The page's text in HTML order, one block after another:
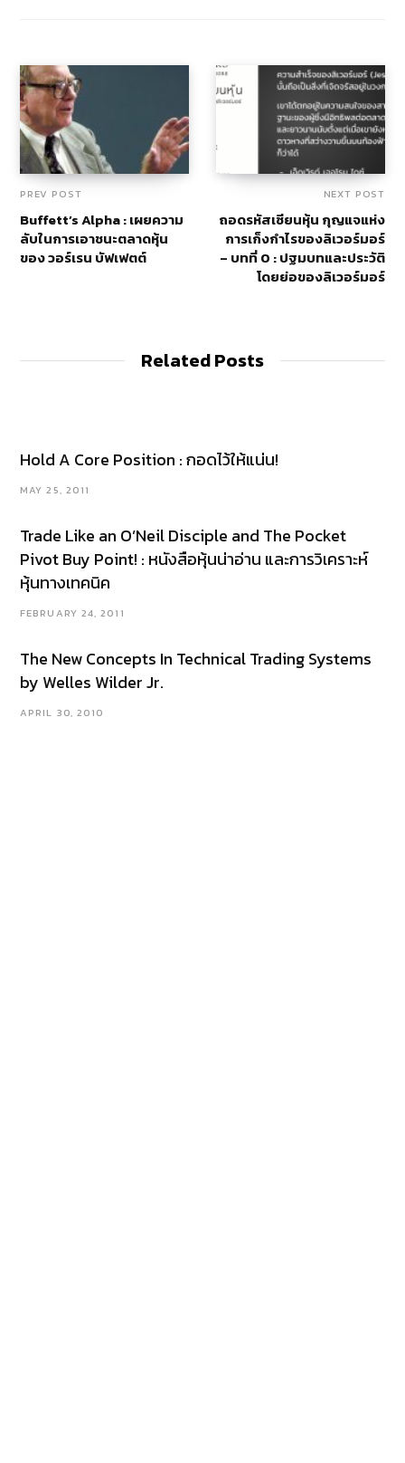
PREV POST
Buffett’s Alpha : เผยความ
ลับในการเอาชนะตลาดหุ้น
ของ วอร์เรน บัฟเฟตต์
NEXT POST
ถอดรหัสเซียนหุ้น กุญแจแห่ง
การเก็งกำไรของลิเวอร์มอร์
– บทที่ 0 : ปฐมบทและประวัติ
โดยย่อของลิเวอร์มอร์
Related Posts
Hold A Core Position : กอดไว้ให้แน่น!
MAY 25, 2011
Trade Like an O’Neil Disciple and The Pocket
Pivot Buy Point! : หนังสือหุ้นน่าอ่าน และการวิเคราะห์
หุ้นทางเทคนิค
FEBRUARY 24, 2011
The New Concepts In Technical Trading Systems
by Welles Wilder Jr.
APRIL 30, 2010